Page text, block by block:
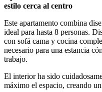
estilo cerca al centro
Este apartamento combina
ideal para hasta 8 personas.
con sofá cama y cocina
necesario para una estancia
trabajo.
El interior ha sido
máximo el espacio, creando